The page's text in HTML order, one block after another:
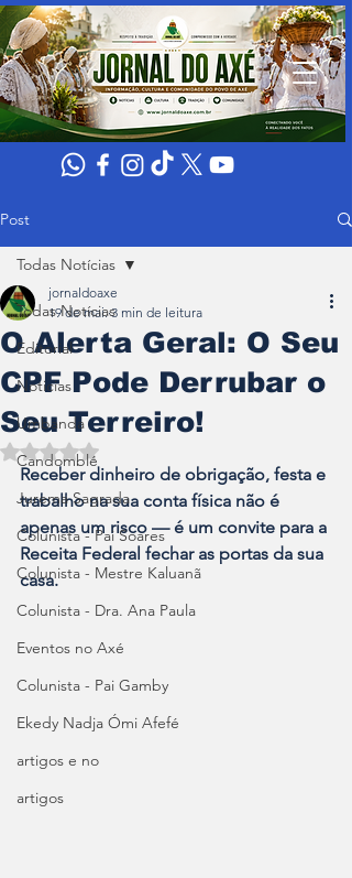
Post
Todas Notícias
Editorial
Noticias
Umbanda
Candomblé
Jurema Sagrada
Colunista - Pai Soares
Colunista - Mestre Kaluanã
Colunista - Dra. Ana Paula
Eventos no Axé
Colunista - Pai Gamby
Ekedy Nadja Ómi Afefé
artigos e no
artigos
Todas Notícias
O Alerta Geral: O Seu
CPF Pode Derrubar o
Seu Terreiro!
jornaldoaxe
19 de mai. 3 min de leitura
Avaliado com NaN de 5 estrelas.
Receber dinheiro de obrigação, festa e
trabalho na sua conta física não é
apenas um risco — é um convite para a
Receita Federal fechar as portas da sua
casa.